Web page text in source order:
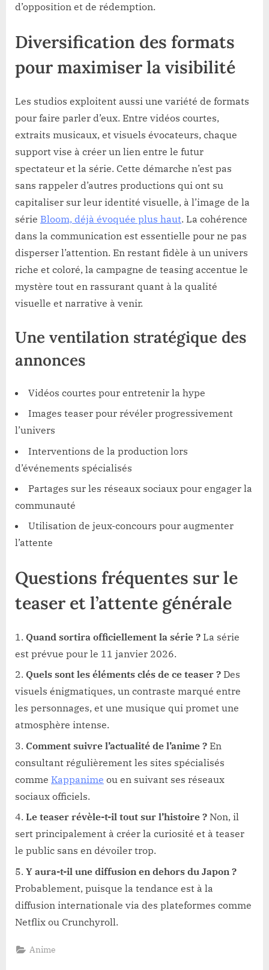
d’opposition et de rédemption.
Diversification des formats
pour maximiser la visibilité
Les studios exploitent aussi une variété de formats
pour faire parler d’eux. Entre vidéos courtes,
extraits musicaux, et visuels évocateurs, chaque
support vise à créer un lien entre le futur
spectateur et la série. Cette démarche n’est pas
sans rappeler d’autres productions qui ont su
capitaliser sur leur identité visuelle, à l’image de la
série Bloom, déjà évoquée plus haut. La cohérence
dans la communication est essentielle pour ne pas
disperser l’attention. En restant fidèle à un univers
riche et coloré, la campagne de teasing accentue le
mystère tout en rassurant quant à la qualité
visuelle et narrative à venir.
Une ventilation stratégique des
annonces
Vidéos courtes pour entretenir la hype
Images teaser pour révéler progressivement
l’univers
Interventions de la production lors
d’événements spécialisés
Partages sur les réseaux sociaux pour engager la
communauté
Utilisation de jeux-concours pour augmenter
l’attente
Questions fréquentes sur le
teaser et l’attente générale
Quand sortira officiellement la série ? La série
est prévue pour le 11 janvier 2026.
Quels sont les éléments clés de ce teaser ? Des
visuels énigmatiques, un contraste marqué entre
les personnages, et une musique qui promet une
atmosphère intense.
Comment suivre l’actualité de l’anime ? En
consultant régulièrement les sites spécialisés
comme Kappanime ou en suivant ses réseaux
sociaux officiels.
Le teaser révèle-t-il tout sur l’histoire ? Non, il
sert principalement à créer la curiosité et à teaser
le public sans en dévoiler trop.
Y aura-t-il une diffusion en dehors du Japon ?
Probablement, puisque la tendance est à la
diffusion internationale via des plateformes comme
Netflix ou Crunchyroll.
Anime